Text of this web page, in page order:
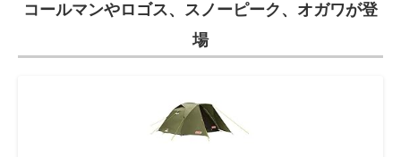
コールマンやロゴス、スノーピーク、オガワが登
場